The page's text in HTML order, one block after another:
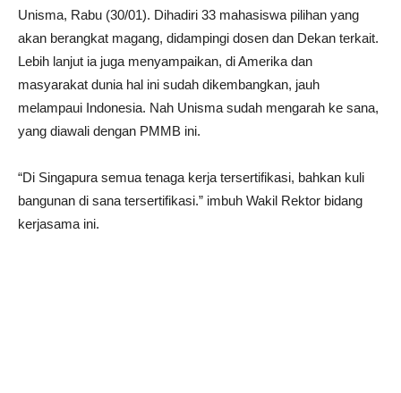
Unisma, Rabu (30/01). Dihadiri 33 mahasiswa pilihan yang
akan berangkat magang, didampingi dosen dan Dekan terkait.
Lebih lanjut ia juga menyampaikan, di Amerika dan
masyarakat dunia hal ini sudah dikembangkan, jauh
melampaui Indonesia. Nah Unisma sudah mengarah ke sana,
yang diawali dengan PMMB ini.
“Di Singapura semua tenaga kerja tersertifikasi, bahkan kuli
bangunan di sana tersertifikasi.” imbuh Wakil Rektor bidang
kerjasama ini.